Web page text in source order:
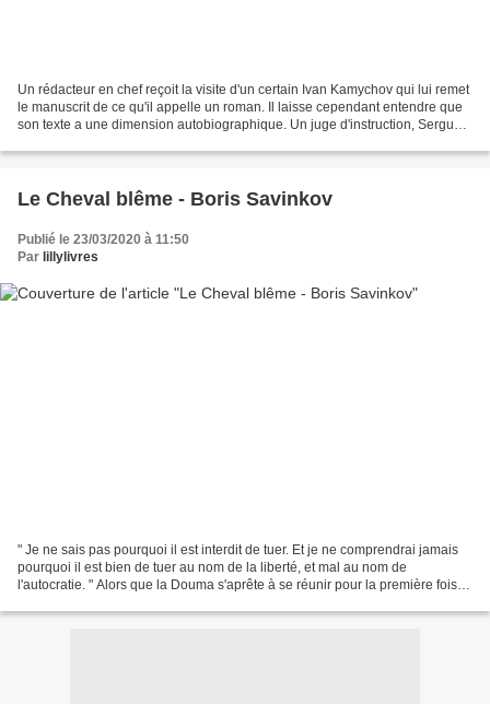
Un rédacteur en chef reçoit la visite d'un certain Ivan Kamychov qui lui remet
le manuscrit de ce qu'il appelle un roman. Il laisse cependant entendre que
son texte a une dimension autobiographique. Un juge d'instruction, Serguéï
Le Cheval blême - Boris Savinkov
Publié le 23/03/2020 à 11:50
Par lillylivres
" Je ne sais pas pourquoi il est interdit de tuer. Et je ne comprendrai jamais
pourquoi il est bien de tuer au nom de la liberté, et mal au nom de
l'autocratie. " Alors que la Douma s'aprête à se réunir pour la première fois,